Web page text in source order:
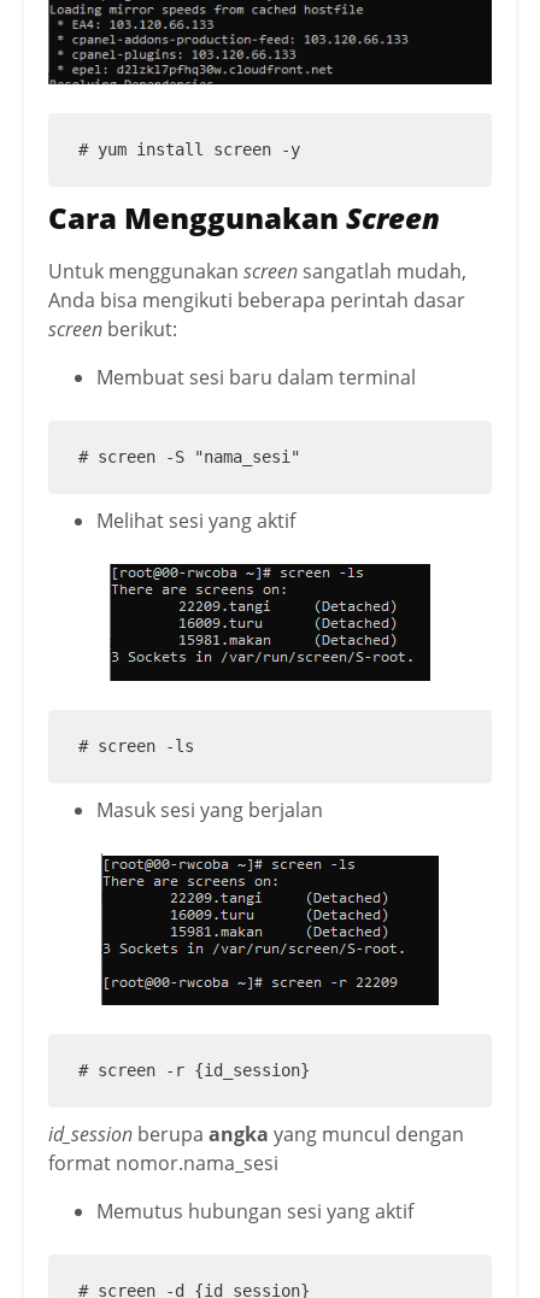
# yum install screen -y
Cara Menggunakan Screen
Untuk menggunakan screen sangatlah mudah,
Anda bisa mengikuti beberapa perintah dasar
screen berikut:
Membuat sesi baru dalam terminal
# screen -S "nama_sesi"
Melihat sesi yang aktif
# screen -ls
Masuk sesi yang berjalan
# screen -r {id_session}
id_session berupa angka yang muncul dengan
format nomor.nama_sesi
Memutus hubungan sesi yang aktif
# screen -d {id_session}